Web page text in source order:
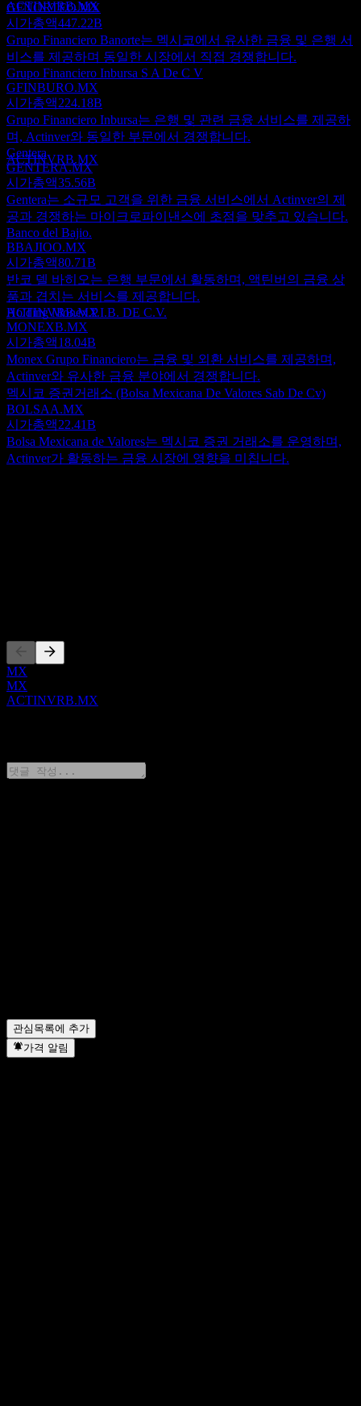
ACTINVRB.MX
배당금 지급
8
OCT 27
Corporacion Actinver.B. De C.V
추정
ACTINVRB.MX
배당락
10
JAN 28
Corporacion Actinver.B. De C.V
추정
ACTINVRB.MX
GFNORTEO.MX
시가총액447.22B
Grupo Financiero Banorte는 멕시코에서 유사한 금융 및 은행 서
비스를 제공하며 동일한 시장에서 직접 경쟁합니다.
Grupo Financiero Inbursa S A De C V
GFINBURO.MX
시가총액224.18B
Grupo Financiero Inbursa는 은행 및 관련 금융 서비스를 제공하
며, Actinver와 동일한 부문에서 경쟁합니다.
Gentera
GENTERA.MX
시가총액35.56B
Gentera는 소규모 고객을 위한 금융 서비스에서 Actinver의 제
공과 경쟁하는 마이크로파이낸스에 초점을 맞추고 있습니다.
Banco del Bajio.
BBAJIOO.MX
시가총액80.71B
반코 델 바히오는 은행 부문에서 활동하며, 액틴버의 금융 상
품과 겹치는 서비스를 제공합니다.
Holding Monex.P.I.B. DE C.V.
MONEXB.MX
시가총액18.04B
Monex Grupo Financiero는 금융 및 외환 서비스를 제공하며,
Actinver와 유사한 금융 분야에서 경쟁합니다.
멕시코 증권거래소 (Bolsa Mexicana De Valores Sab De Cv)
BOLSAA.MX
시가총액22.41B
Bolsa Mexicana de Valores는 멕시코 증권 거래소를 운영하며,
Actinver가 활동하는 금융 시장에 영향을 미칩니다.
MX
MX
ACTINVRB.MX
관심목록에 추가
가격 알림